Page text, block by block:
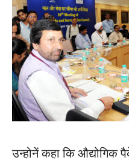
उन्होनें कहा कि औद्योगिक